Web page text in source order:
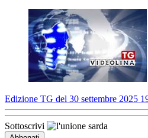
Edizione TG del 30 settembre 2025
Sottoscrivi